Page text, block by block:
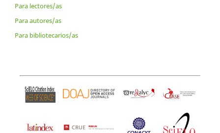
Para lectores/as
Para autores/as
Para bibliotecarios/as